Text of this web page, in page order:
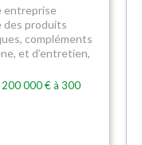
entreprise
des produits
compléments
et d’entretien,
000 € à 300